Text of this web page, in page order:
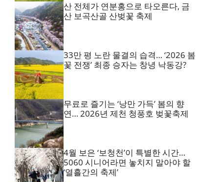
산 전체가 연분홍으로 타오른다, 금
산 보곡산골 산벚꽃 축제
33만 평 노란 물결의 습격… ‘2026 봄
꽃 전쟁’ 최종 승자는 창녕 낙동강?
무료로 즐기는 ‘낭만 가득’ 봄의 향
연… 2026년 제천 청풍호 벚꽃축제
4월 보은 ‘보청천’이 특별한 시간…
5060 시니어라면 놓치지 말아야 할
‘열흘간의 축제’